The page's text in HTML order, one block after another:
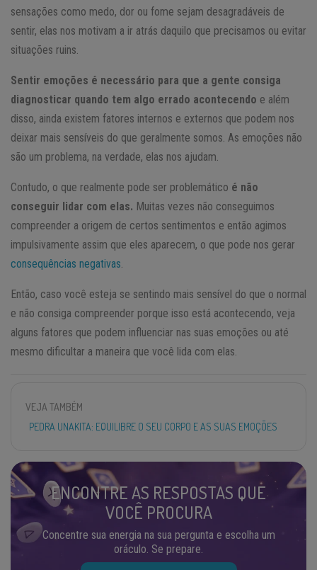
sensações como medo, dor ou fome sejam desagradáveis de
sentir, elas nos motivam a ir atrás daquilo que precisamos ou evitar
situações ruins.
Sentir emoções é necessário para que a gente consiga
diagnosticar quando tem algo errado acontecendo e além
disso, ainda existem fatores internos e externos que podem nos
deixar mais sensíveis do que geralmente somos. As emoções não
são um problema, na verdade, elas nos ajudam.
Contudo, o que realmente pode ser problemático é não
conseguir lidar com elas. Muitas vezes não conseguimos
compreender a origem de certos sentimentos e então agimos
impulsivamente assim que eles aparecem, o que pode nos gerar
consequências negativas
Então, caso você esteja se sentindo mais sensível do que o normal
e não consiga compreender porque isso está acontecendo, veja
alguns fatores que podem influenciar nas suas emoções ou até
mesmo dificultar a maneira que você lida com elas.
VEJA TAMBÉM
PEDRA UNAKITA: EQUILIBRE O SEU CORPO E AS SUAS EMOÇÕES
ENCONTRE AS RESPOSTAS QUE
VOCÊ PROCURA
Concentre sua energia na sua pergunta e escolha um
oráculo. Se prepare.